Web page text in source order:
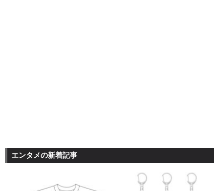
エンタメの新着記事